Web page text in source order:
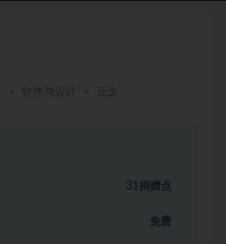
31捐赠点
免费